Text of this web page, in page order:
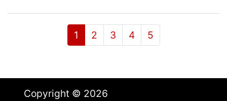
1
2 3 4 5
Copyright © 2026